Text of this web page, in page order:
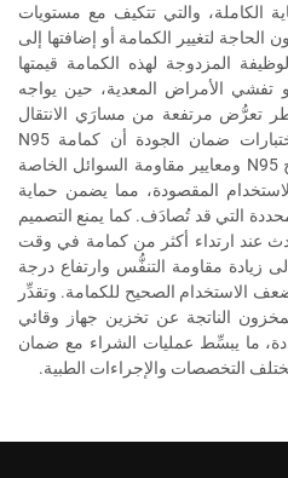
الكاملة، والتي تتكيف مع مستويات
لتغيير الكمامة أو إضافتها إلى
المزدوجة لهذه الكمامة قيمتها
الأمراض المعدية، حين يواجه
تعرُّض مرتفعة من مسارَي الانتقال
التنفسي والتماسي معًا. وتؤكد اختبارات ضمان الجودة أن كمامة N95
الجراحية تحافظ على كفاءة ترشيح N95 ومعايير مقاومة السوائل الخاصة
المقصودة، مما يضمن حماية
التي قد تُصادَف. كما يمنع التصميم
عند ارتداء أكثر من كمامة في وقت
زيادة مقاومة التنفُّس وارتفاع درجة
الاستخدام الصحيح للكمامة. وتقدِّر
الناتجة عن تخزين جهاز وقائي
ما يبسِّط عمليات الشراء مع ضمان
التخصصات والإجراءات الطبية.